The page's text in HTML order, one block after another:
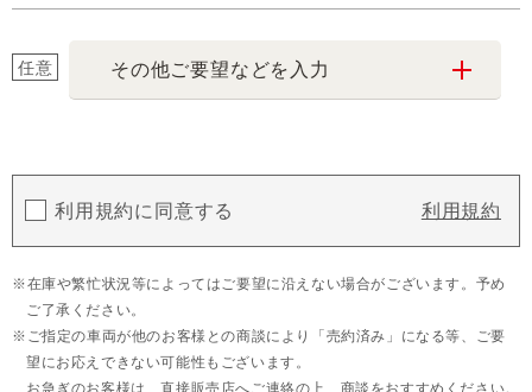
任意 その他ご要望などを入力
利用規約に同意する 利用規約
在庫や繁忙状況等によってはご要望に沿えない場合がございます。予め
ご了承ください。
ご指定の車両が他のお客様との商談により「売約済み」になる等、ご要
望にお応えできない可能性もございます。
お急ぎのお客様は、直接販売店へご連絡の上、商談をおすすめください。